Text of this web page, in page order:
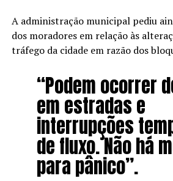
A administração municipal pediu
dos moradores em relação às
tráfego da cidade em razão dos
“Podem ocorrer
em estradas e
interrupções
de fluxo. Não há
para pânico”.